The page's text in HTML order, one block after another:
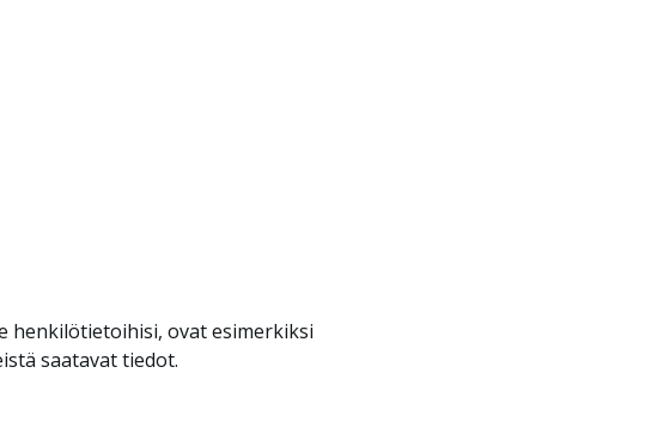
henkilötietoihisi, ovat esimerkiksi
saatavat tiedot.